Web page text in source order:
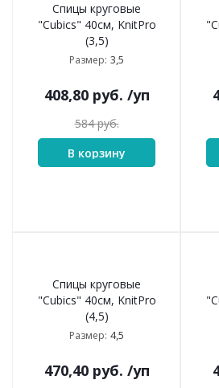
Спицы круговые
"Cubics" 40см, KnitPro
(3,5)
Размер: 3,5
408,80руб. /уп
584руб.
В корзину
Спицы круговые
"Cubics" 40см, KnitPro
(4,5)
Размер: 4,5
470,40руб. /уп